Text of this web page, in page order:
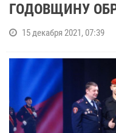
ГОДОВЩИНУ
15 декабря 2021, 07:39